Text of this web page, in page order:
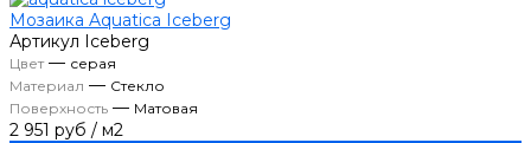
Мозаика Aquatica Iceberg
Артикул Iceberg
Цвет— серая
Материал — Стекло
Поверхность — Матовая
2 951 руб / м2